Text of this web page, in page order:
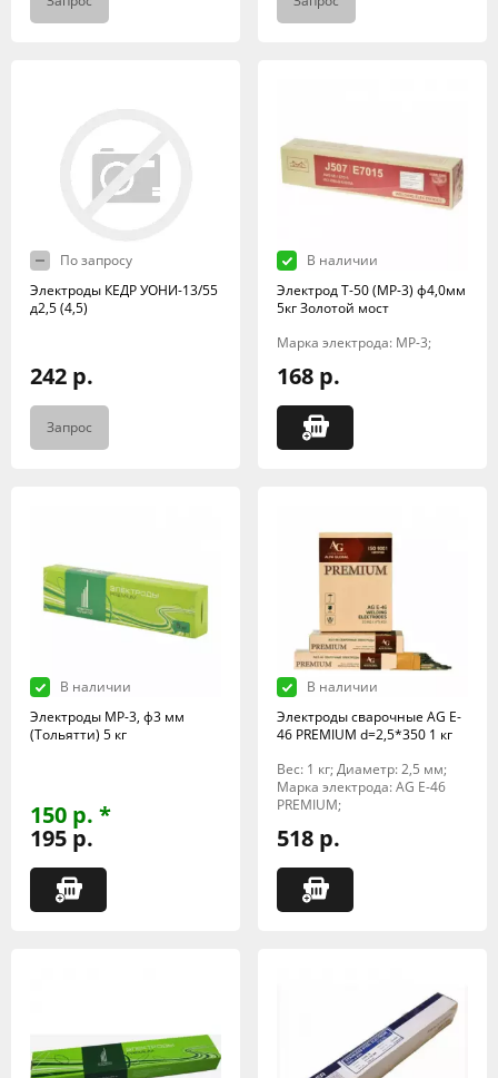
По запросу
Электроды КЕДР УОНИ-13/55
д2,5 (4,5)
242 р.
Запрос
В наличии
Электрод Т-50 (МР-3) ф4,0мм
5кг Золотой мост
Марка электрода: МР-3;
168 р.
В наличии
Электроды МР-3, ф3 мм
(Тольятти) 5 кг
150 р. *
195 р.
В наличии
Электроды сварочные AG E-
46 PREMIUM d=2,5*350 1 кг
Вес: 1 кг; Диаметр: 2,5 мм;
Марка электрода: AG E-46
PREMIUM;
518 р.